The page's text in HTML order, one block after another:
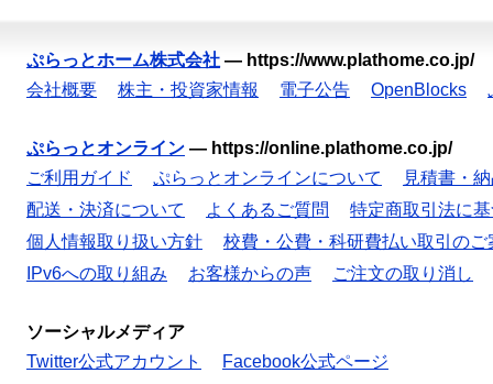
ぷらっとホーム株式会社 — https://www.plathome.co.jp/
会社概要
株主・投資家情報 電子公告 OpenBlocks
ぷらっとオンライン — https://online.plathome.co.jp/
ご利用ガイド
ぷらっとオンラインについて
見積書・
配送・決済について
よくあるご質問
特定商取引法に
個人情報取り扱い方針
校費・公費・科研費払い取引のご
IPv6への取り組み
お客様からの声 ご注文の取り消し
ソーシャルメディア
Twitter公式アカウント
Facebook公式ページ